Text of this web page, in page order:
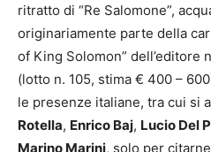
ritratto di “Re Salomone”,
originariamente parte della
of King Solomon” dell’editore
(lotto n. 105, stima € 400 –
le presenze italiane, tra cui si
Rotella, Enrico Baj, Lucio Del
Marino Marini, solo per